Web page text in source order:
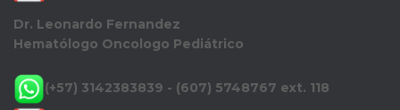
Dr. Leonardo Fernandez
Hematólogo Oncologo Pediátrico
(+57) 3142383839 - (607) 5748767 ext. 118